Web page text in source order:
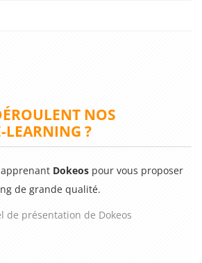
NOS
LEARNING ?
apprenant Dokeos pour vous proposer
de grande qualité.
de présentation de Dokeos